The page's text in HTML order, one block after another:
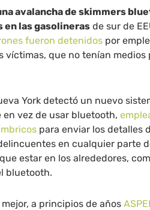
avalancha de skimmers
en las gasolineras de sur de
fueron detenidos por
víctimas, que no tenían medios
York detectó un nuevo
en vez de usar bluetooth,
para enviar los detalles
en cualquier parte
estar en los alrededores,
bluetooth.
a principios de años